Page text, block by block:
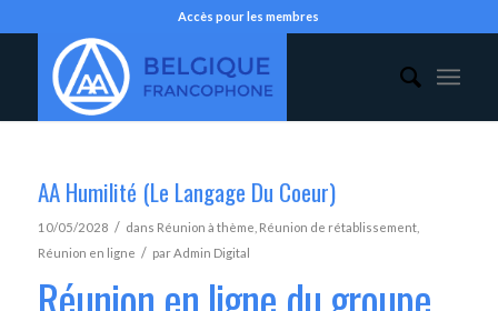
Accès pour les membres
AA Humilité (Le Langage Du Coeur)
10/05/2028 / dans Réunion à thème Réunion de rétablissement,
Réunion en ligne / parAdmin Digital